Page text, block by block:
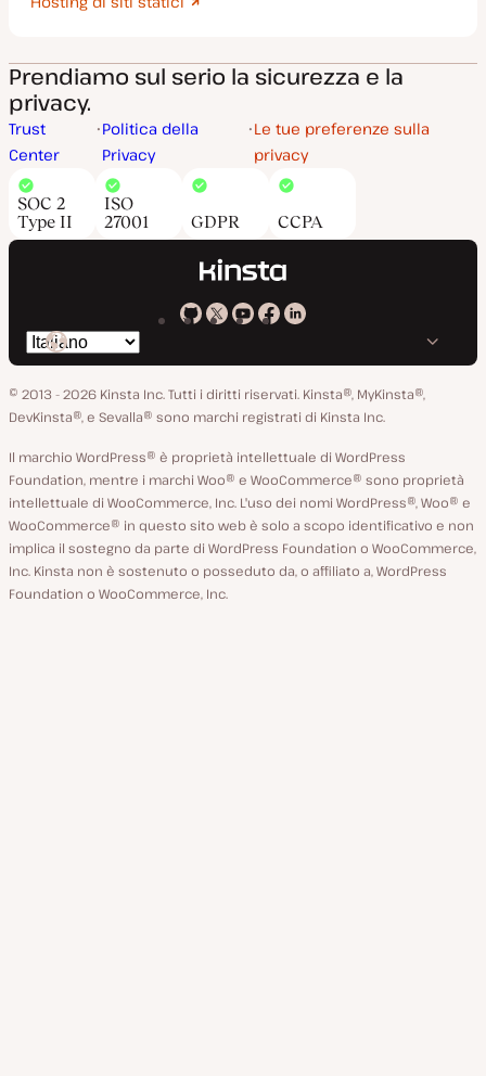
Prendiamo sul serio la sicurezza e la
privacy.
Trust
Center
Politica della
Privacy
Le tue preferenze sulla
privacy
SOC 2
Type II
ISO
27001
GDPR CCPA
Kinsta
GitHub
Kinsta
X
Kinsta
YouTube
Kinsta
Facebook
Kinsta
LinkedIn
Cambia
lingua
© 2013 - 2026 Kinsta Inc. Tutti i diritti riservati. Kinsta®, MyKinsta®,
DevKinsta®, e Sevalla® sono marchi registrati di Kinsta Inc.
Il marchio WordPress® è proprietà intellettuale di WordPress
Foundation, mentre i marchi Woo® e WooCommerce® sono proprietà
intellettuale di WooCommerce, Inc. L'uso dei nomi WordPress®, Woo® e
WooCommerce® in questo sito web è solo a scopo identificativo e non
implica il sostegno da parte di WordPress Foundation o WooCommerce,
Inc. Kinsta non è sostenuto o posseduto da, o affiliato a, WordPress
Foundation o WooCommerce, Inc.